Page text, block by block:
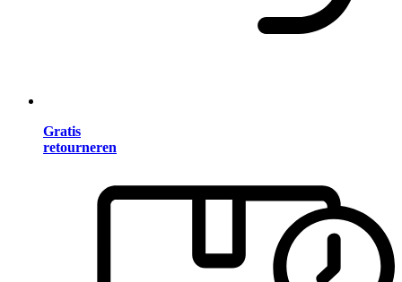
Gratis
retourneren